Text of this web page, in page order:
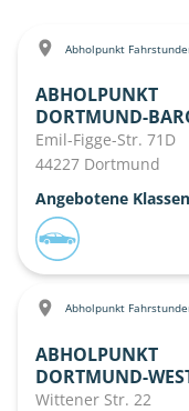
Abholpunkt
ABHOLPUNKT
DORTMUND-
Emil-Figge-Str. 71D
44227 Dortmund
Angebotene
Abholpunkt
ABHOLPUNKT
DORTMUND-
Wittener Str. 22